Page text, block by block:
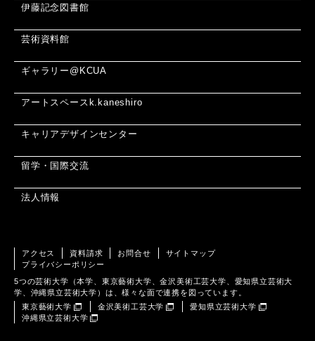
伊藤記念図書館
芸術資料館
ギャラリー@KCUA
アートスペースk.kaneshiro
キャリアデザインセンター
留学・国際交流
法人情報
アクセス 資料請求 お問合せ
サイトマップ
プライバシーポリシー
5つの芸術大学（本学、東京藝術大学、金沢美術工芸大学、愛知県立芸術大
学、沖縄県立芸術大学）は、様々な面で連携を図っています。
東京藝術大学
金沢美術工芸大学
愛知県立芸術大学
沖縄県立芸術大学